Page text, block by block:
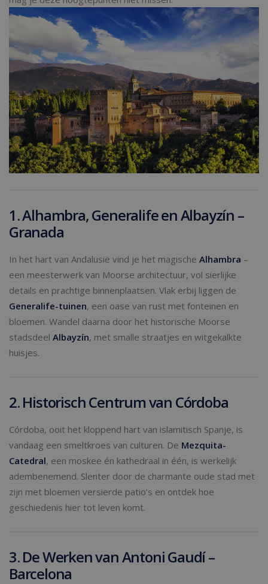
1. Alhambra, Generalife en Albayzín –
Granada
In het hart van Andalusië vind je het magische Alhambra –
een meesterwerk van Moorse architectuur, vol sierlijke
details en prachtige binnenplaatsen. Vlak erbij liggen de
Generalife-tuinen, een oase van rust met fonteinen en
bloemen. Wandel daarna door het historische Moorse
stadsdeel Albayzín, met smalle straatjes en witgekalkte
huisjes.
2. Historisch Centrum van Córdoba
Córdoba, ooit het kloppend hart van islamitisch Spanje, is
vandaag een smeltkroes van culturen. De Mezquita-
Catedral, een moskee én kathedraal in één, is werkelijk
adembenemend. Slenter door de charmante oude stad met
zijn met bloemen versierde patio’s en ontdek hoe
geschiedenis hier tot leven komt.
3. De Werken van Antoni Gaudí –
Barcelona